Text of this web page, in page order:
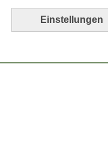
Einstellungen